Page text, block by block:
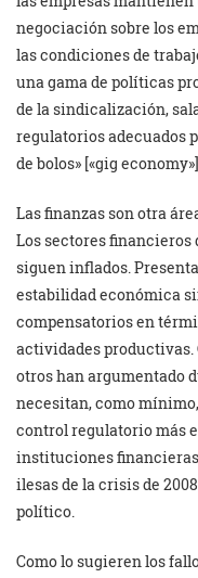
negociación sobre los
las condiciones de
una gama de políticas
de la sindicalización,
regulatorios adecuados
de bolos» [«gig
Las finanzas son otra
Los sectores financieros
siguen inflados.
estabilidad económica
compensatorios en
actividades productivas.
otros han argumentado
necesitan, como
control regulatorio más
instituciones
ilesas de la crisis de
político.
Como lo sugieren los